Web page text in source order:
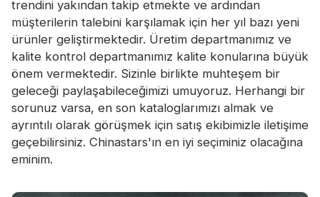
trendini yakından takip etmekte ve ardından
müşterilerin talebini karşılamak için her yıl bazı yeni
ürünler geliştirmektedir. Üretim departmanımız ve
kalite kontrol departmanımız kalite konularına büyük
önem vermektedir. Sizinle birlikte muhteşem bir
geleceği paylaşabileceğimizi umuyoruz. Herhangi bir
sorunuz varsa, en son kataloglarımızı almak ve
ayrıntılı olarak görüşmek için satış ekibimizle iletişime
geçebilirsiniz. Chinastars'ın en iyi seçiminiz olacağına
eminim.